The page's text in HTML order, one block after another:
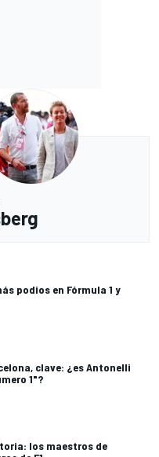
podios en Fórmula 1 y
clave: ¿es Antonelli
1"?
los maestros de